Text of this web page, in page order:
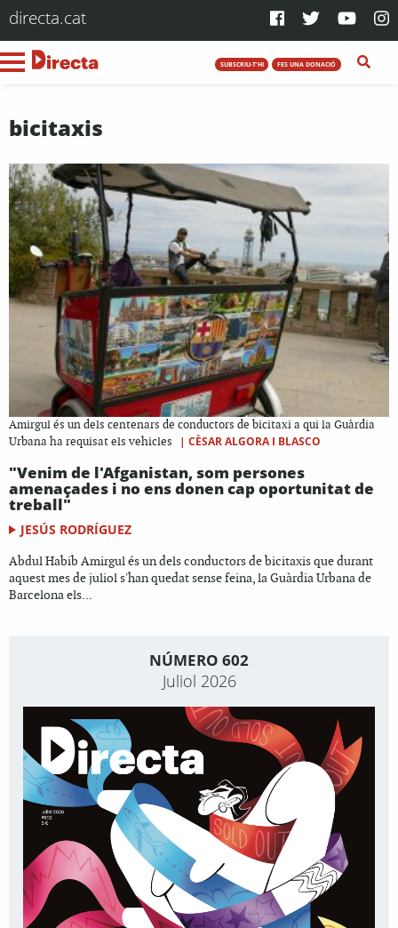
directa.cat
SUBSCRIU-T'HI FES UNA DONACIÓ
bicitaxis
Amirgul és un dels centenars de conductors de bicitaxi a qui la Guàrdia
Urbana ha requisat els vehicles
| CÈSAR ALGORA I BLASCO
"Venim de l'Afganistan, som persones
amenaçades i no ens donen cap oportunitat de
treball"
JESÚS RODRÍGUEZ
Abdul Habib Amirgul és un dels conductors de bicitaxis que durant
aquest mes de juliol s'han quedat sense feina, la Guàrdia Urbana de
Barcelona els...
NÚMERO 602
Juliol 2026